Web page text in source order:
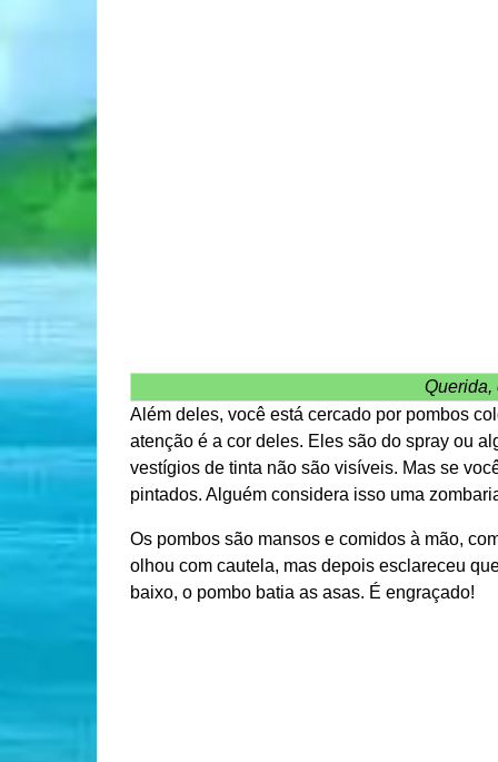
Querida,
Além deles, você está cercado por pombos
atenção é a cor deles. Eles são do spray ou
vestígios de tinta não são visíveis. Mas se
pintados. Alguém considera isso uma
Os pombos são mansos e comidos à mão,
olhou com cautela, mas depois esclareceu
baixo, o pombo batia as asas. É engraçado!